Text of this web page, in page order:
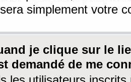
simplement votre
je clique sur le
demandé de me